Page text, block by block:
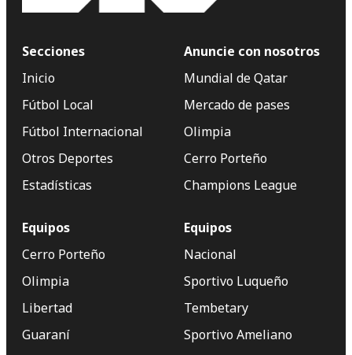
Secciones
Inicio
Fútbol Local
Fútbol Internacional
Otros Deportes
Estadísticas
Anuncie con nosotros
Mundial de Qatar
Mercado de pases
Olimpia
Cerro Porteño
Champions League
Equipos
Cerro Porteño
Olimpia
Libertad
Guaraní
Equipos
Nacional
Sportivo Luqueño
Tembetary
Sportivo Ameliano